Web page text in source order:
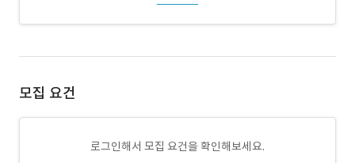
모집 요건
로그인해서 모집 요건을 확인해보세요.